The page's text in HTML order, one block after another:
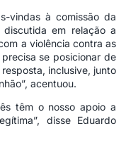
vindas à comissão da
em relação a
a violência contra as
se posicionar de
inclusive, junto
acentuou.
têm o nosso apoio a
disse Eduardo